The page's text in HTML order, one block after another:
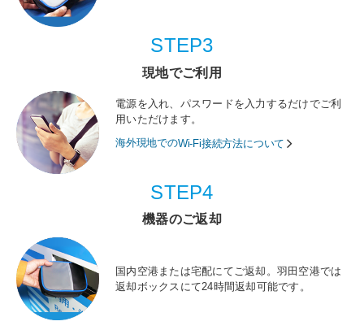
STEP3
現地でご利用
電源を入れ、パスワードを入力するだけでご利
用いただけます。
海外現地でのWi-Fi接続方法について
STEP4
機器のご返却
国内空港または宅配にてご返却。羽田空港では
返却ボックスにて24時間返却可能です。